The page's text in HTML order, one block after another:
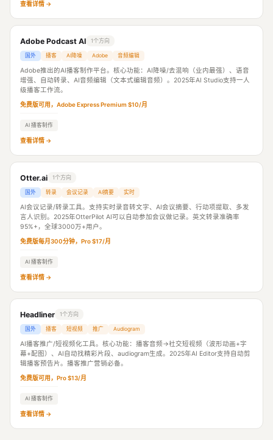
查看详情 →
Adobe Podcast AI 1个方向
国外 播客 AI降噪 Adobe 音频编辑
Adobe推出的AI播客制作平台。核心功能：AI降噪/去混响（业内最强）、语音
增强、自动转录、AI音频编辑（文本式编辑音频）。2025年AI Studio支持一人
级播客工作流。
免费版可用，Adobe Express Premium $10/月
AI 播客制作
查看详情 →
Otter.ai 1个方向
国外 转录 会议记录 AI摘要 实时
AI会议记录/转录工具。支持实时录音转文字、AI会议摘要、行动项提取、多发
言人识别。2025年OtterPilot AI可以自动参加会议做记录。英文转录准确率
95%+，全球3000万+用户。
免费版每月300分钟，Pro $17/月
AI 播客制作
查看详情 →
Headliner 1个方向
国外 播客 短视频 推广 Audiogram
AI播客推广/短视频化工具。核心功能：播客音频→社交短视频（波形动画+字
幕+配图）、AI自动找精彩片段、audiogram生成。2025年AI Editor支持自动剪
辑播客预告片。播客推广营销必备。
免费版可用，Pro $13/月
AI 播客制作
查看详情 →